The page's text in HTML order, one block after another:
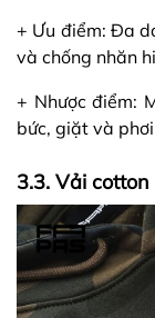
+ Ưu điểm: Đa
và chống nhăn
+ Nhược điểm:
bức, giặt và
3.3. Vải